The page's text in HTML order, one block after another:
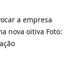
a empresa
nova oitiva Foto: